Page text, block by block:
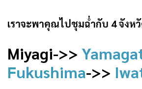
เราจะพาคุณไปชุมฉ่ำกับ 4 จังห
Miyagi->>
Fukushima->>